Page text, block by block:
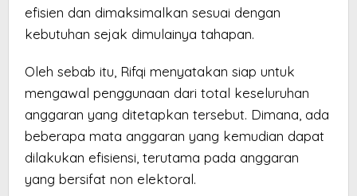
efisien dan dimaksimalkan sesuai dengan
kebutuhan sejak dimulainya tahapan.
Oleh sebab itu, Rifqi menyatakan siap untuk
mengawal penggunaan dari total keseluruhan
anggaran yang ditetapkan tersebut. Dimana, ada
beberapa mata anggaran yang kemudian dapat
dilakukan efisiensi, terutama pada anggaran
yang bersifat non elektoral.